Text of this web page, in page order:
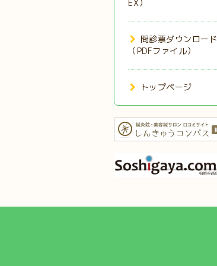
EX）
問診票ダウンロード
（PDFファイル）
トップページ